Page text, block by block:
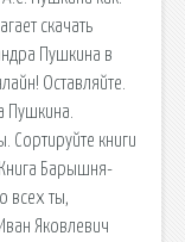
скачать
Пушкина в
Оставляйте.
Пушкина.
Сортируйте книги
Барышня-
всех ты,
Яковлевич